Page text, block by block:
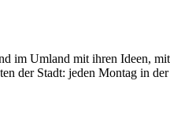
im Umland mit ihren Ideen,
der Stadt: jeden Montag in der